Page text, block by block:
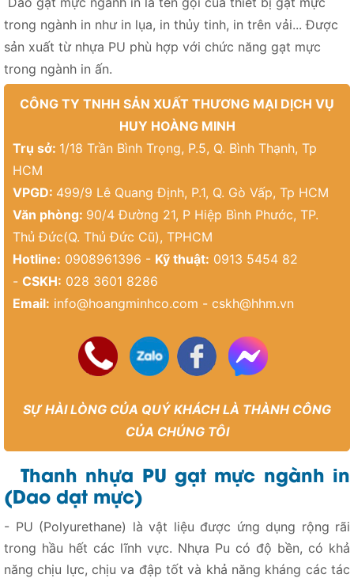
trong ngành in như in lụa, in thủy tinh, in trên vải... Được
sản xuất từ nhựa PU phù hợp với chức năng gạt mực
trong ngành in ấn.
CÔNG TY TNHH SẢN XUẤT THƯƠNG MẠI DỊCH VỤ
HUY HOÀNG MINH
Trụ sở: 1/18 Trần Bình Trọng, P.5, Q. Bình Thạnh, Tp
HCM
VPGD: 499/9 Lê Quang Định, P.1, Q. Gò Vấp, Tp HCM
Văn phòng: 90/4 Đường 21, P Hiệp Bình Phước, TP.
Thủ Đức(Q. Thủ Đức Cũ), TPHCM
Hotline: 0908961396 - Kỹ thuật: 0913 5454 82
- CSKH: 028 3601 8286
Email: info@hoangminhco.com - cskh@hhm.vn
SỰ HÀI LÒNG CỦA QUÝ KHÁCH LÀ THÀNH CÔNG
CỦA CHÚNG TÔI
Thanh nhựa PU gạt mực ngành in
(Dao dạt mực)
- PU (Polyurethane) là vật liệu được ứng dụng rộng rãi
trong hầu hết các lĩnh vực. Nhựa Pu có độ bền, có khả
năng chịu lực, chịu va đập tốt và khả năng kháng các tác